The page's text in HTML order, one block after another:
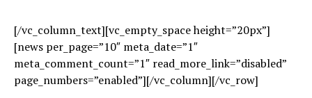
[/vc_column_text][vc_empty_space height=”20px”]
[news per_page=”10″ meta_date=”1″
meta_comment_count=”1″ read_more_link=”disabled”
page_numbers=”enabled”][/vc_column][/vc_row]